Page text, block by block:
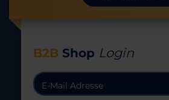
B2B Shop Login